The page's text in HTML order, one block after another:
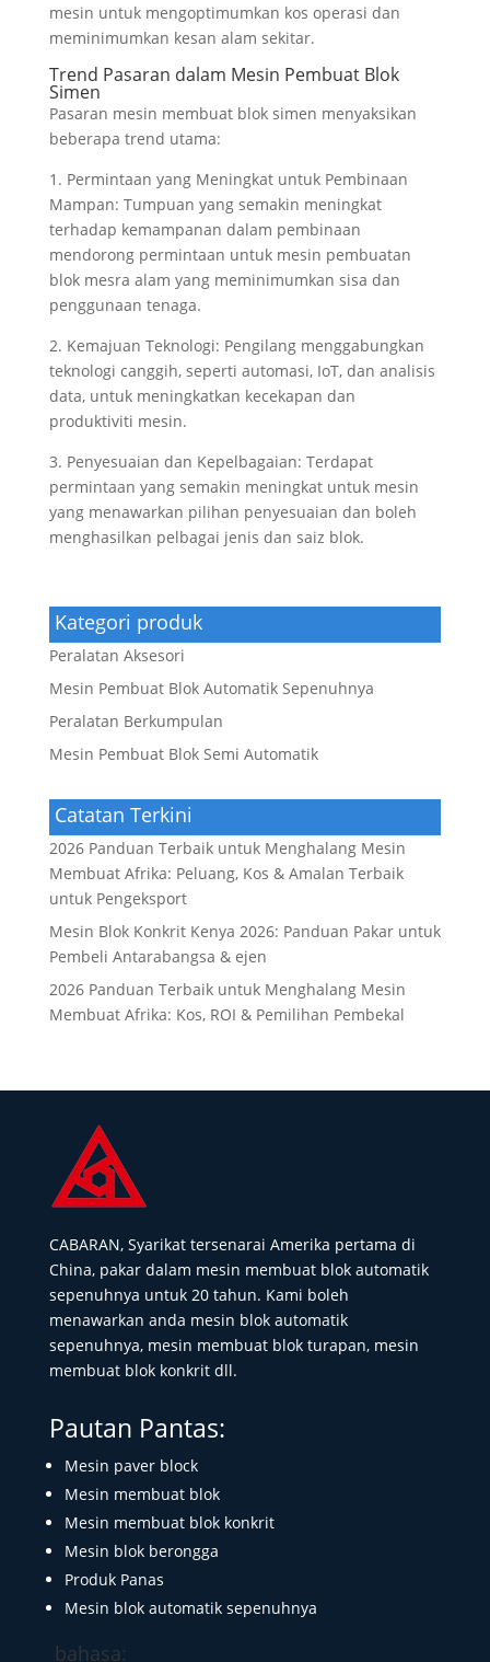
mesin untuk mengoptimumkan kos operasi dan
meminimumkan kesan alam sekitar.
Trend Pasaran dalam Mesin Pembuat Blok
Simen
Pasaran mesin membuat blok simen menyaksikan
beberapa trend utama:
1. Permintaan yang Meningkat untuk Pembinaan
Mampan: Tumpuan yang semakin meningkat
terhadap kemampanan dalam pembinaan
mendorong permintaan untuk mesin pembuatan
blok mesra alam yang meminimumkan sisa dan
penggunaan tenaga.
2. Kemajuan Teknologi: Pengilang menggabungkan
teknologi canggih, seperti automasi, IoT, dan analisis
data, untuk meningkatkan kecekapan dan
produktiviti mesin.
3. Penyesuaian dan Kepelbagaian: Terdapat
permintaan yang semakin meningkat untuk mesin
yang menawarkan pilihan penyesuaian dan boleh
menghasilkan pelbagai jenis dan saiz blok.
Kategori produk
Peralatan Aksesori
Mesin Pembuat Blok Automatik Sepenuhnya
Peralatan Berkumpulan
Mesin Pembuat Blok Semi Automatik
Catatan Terkini
2026 Panduan Terbaik untuk Menghalang Mesin
Membuat Afrika: Peluang, Kos & Amalan Terbaik
untuk Pengeksport
Mesin Blok Konkrit Kenya 2026: Panduan Pakar untuk
Pembeli Antarabangsa & ejen
2026 Panduan Terbaik untuk Menghalang Mesin
Membuat Afrika: Kos, ROI & Pemilihan Pembekal
CABARAN, Syarikat tersenarai Amerika pertama di
China, pakar dalam mesin membuat blok automatik
sepenuhnya untuk 20 tahun. Kami boleh
menawarkan anda mesin blok automatik
sepenuhnya, mesin membuat blok turapan, mesin
membuat blok konkrit dll.
Pautan Pantas:
Mesin paver block
Mesin membuat blok
Mesin membuat blok konkrit
Mesin blok berongga
Produk Panas
Mesin blok automatik sepenuhnya
bahasa: